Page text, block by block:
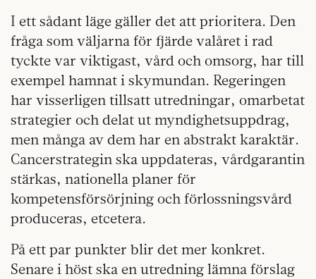
I ett sådant läge gäller det att prioritera. Den
fråga som väljarna för fjärde valåret i rad
tyckte var viktigast, vård och omsorg, har till
exempel hamnat i skymundan. Regeringen
har visserligen tillsatt utredningar, omarbetat
strategier och delat ut myndighetsuppdrag,
men många av dem har en abstrakt karaktär.
Cancerstrategin ska uppdateras, vårdgarantin
stärkas, nationella planer för
kompetensförsörjning och förlossningsvård
produceras, etcetera.
På ett par punkter blir det mer konkret.
Senare i höst ska en utredning lämna förslag